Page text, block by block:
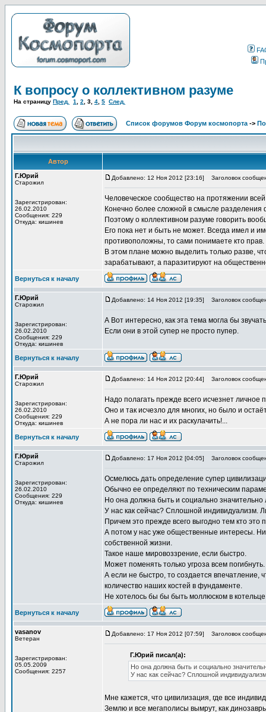
К вопросу о коллективном разуме
На страницу Пред. 1 2 3 4 5 След.
Список форумов Форум космопорта ->
Автор
Г.Юрий
Старожил
Зарегистрирован:
26.02.2010
Сообщения: 229
Откуда: кишинев
Добавлено: 12 Ноя 2012 [23:16] Заголовок
Человеческое сообщество на протяжении
Конечно более сложной в смысле разделения
Поэтому о коллективном разуме говорить
Его пока нет и быть не может. Всегда имел и
противоположны, то сами понимаете кто прав.
В этом плане можно выделить только разве,
зарабатывают, а паразитируют на
Вернуться к началу
Г.Юрий
Старожил
Зарегистрирован:
26.02.2010
Сообщения: 229
Откуда: кишинев
Добавлено: 14 Ноя 2012 [19:35] Заголовок
А Вот интересно, как эта тема могла бы
Если они в этой супер не просто пупер.
Вернуться к началу
Г.Юрий
Старожил
Зарегистрирован:
26.02.2010
Сообщения: 229
Откуда: кишинев
Добавлено: 14 Ноя 2012 [20:44] Заголовок
Надо полагать прежде всего исчезнет
Оно и так исчезло для многих, но было и
А не пора ли нас и их раскулачить!...
Вернуться к началу
Г.Юрий
Старожил
Зарегистрирован:
26.02.2010
Сообщения: 229
Откуда: кишинев
Добавлено: 17 Ноя 2012 [04:05] Заголовок
Осмелюсь дать определение супер
Обычно ее определяют по техническим
Но она должна быть и социально значительно
У нас как сейчас? Сплошной индивидуализм.
Причем это прежде всего выгодно тем кто это
А потом у нас уже общественные интересы. Ни
собственной жизни.
Такое наше мировоззрение, если быстро.
Может поменять только угроза всем погибнуть.
А если не быстро, то создается впечатление,
количество наших костей в фундаменте.
Не хотелось бы бы быть моллюском в
Вернуться к началу
vasanov
Ветеран
Зарегистрирован:
05.05.2009
Сообщения: 2257
Добавлено: 17 Ноя 2012 [07:59] Заголовок
Г.Юрий писал(а):
Но она должна быть и социально
У нас как сейчас? Сплошной
Мне кажется, что цивилизация, где все
Землю и все мегаполисы вымрут, как